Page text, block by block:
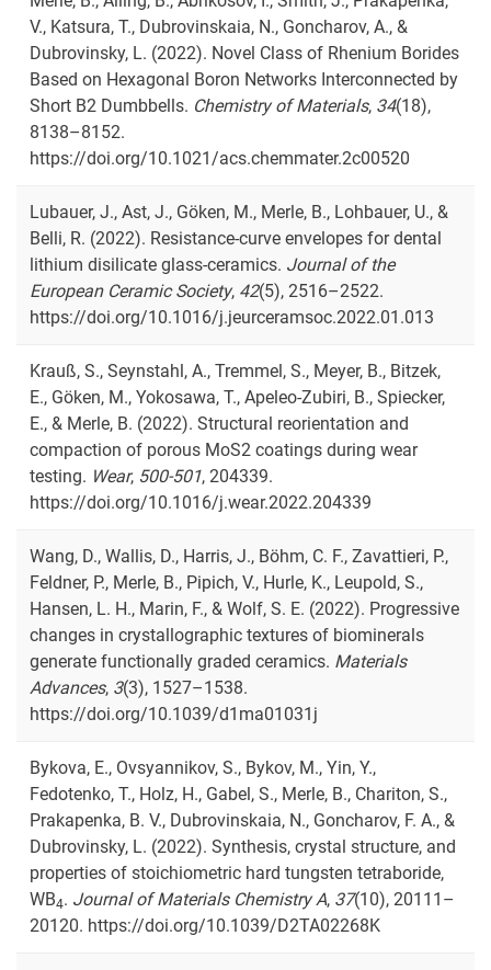
V., Katsura, T., Dubrovinskaia, N., Goncharov, A., &
Dubrovinsky, L. (2022). Novel Class of Rhenium Borides
Based on Hexagonal Boron Networks Interconnected by
Short B2 Dumbbells. Chemistry of Materials, 34(18),
8138–8152.
https://doi.org/10.1021/acs.chemmater.2c00520
Lubauer, J., Ast, J., Göken, M., Merle, B., Lohbauer, U., &
Belli, R. (2022). Resistance-curve envelopes for dental
lithium disilicate glass-ceramics. Journal of the
European Ceramic Society, 42(5), 2516–2522.
https://doi.org/10.1016/j.jeurceramsoc.2022.01.013
Krauß, S., Seynstahl, A., Tremmel, S., Meyer, B., Bitzek,
E., Göken, M., Yokosawa, T., Apeleo-Zubiri, B., Spiecker,
E., & Merle, B. (2022). Structural reorientation and
compaction of porous MoS2 coatings during wear
testing. Wear, 500-501, 204339.
https://doi.org/10.1016/j.wear.2022.204339
Wang, D., Wallis, D., Harris, J., Böhm, C. F., Zavattieri, P.,
Feldner, P., Merle, B., Pipich, V., Hurle, K., Leupold, S.,
Hansen, L. H., Marin, F., & Wolf, S. E. (2022). Progressive
changes in crystallographic textures of biominerals
generate functionally graded ceramics. Materials
Advances, 3(3), 1527–1538.
https://doi.org/10.1039/d1ma01031j
Bykova, E., Ovsyannikov, S., Bykov, M., Yin, Y.,
Fedotenko, T., Holz, H., Gabel, S., Merle, B., Chariton, S.,
Prakapenka, B. V., Dubrovinskaia, N., Goncharov, F. A., &
Dubrovinsky, L. (2022). Synthesis, crystal structure, and
properties of stoichiometric hard tungsten tetraboride,
WB4. Journal of Materials Chemistry A, 37(10), 20111–
20120. https://doi.org/10.1039/D2TA02268K